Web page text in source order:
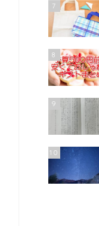
7
8
9
10